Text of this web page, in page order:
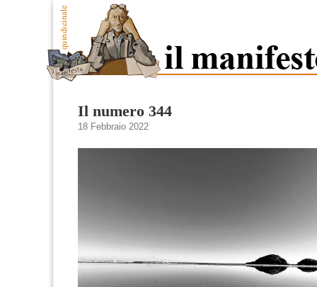
Il numero 344
18 Febbraio 2022